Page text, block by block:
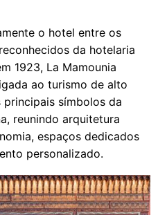
o hotel entre os
da hotelaria
1923, La Mamounia
ao turismo de alto
símbolos da
reunindo arquitetura
espaços dedicados
personalizado.